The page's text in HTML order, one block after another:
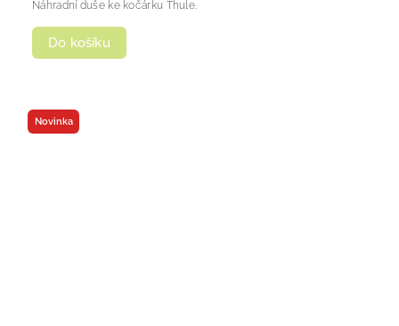
Do košíku
Náhradní duše ke kočárku Thule.
Novinka